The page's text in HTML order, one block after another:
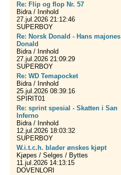
Re: Flip og flop Nr. 57
Bidra / Innhold
27.jul.2026 21:12:46
SUPERBOY
Re: Norsk Donald - Hans majones
Donald
Bidra / Innhold
27.jul.2026 21:09:29
SUPERBOY
Re: WD Temapocket
Bidra / Innhold
25.jul.2026 08:39:16
SPIRIT01
Re: sprint spesial - Skatten i San
Inferno
Bidra / Innhold
12.jul.2026 18:03:32
SUPERBOY
W.i.t.c.h. blader ønskes kjøpt
Kjøpes / Selges / Byttes
11.jul.2026 14:13:15
DOVENLORI